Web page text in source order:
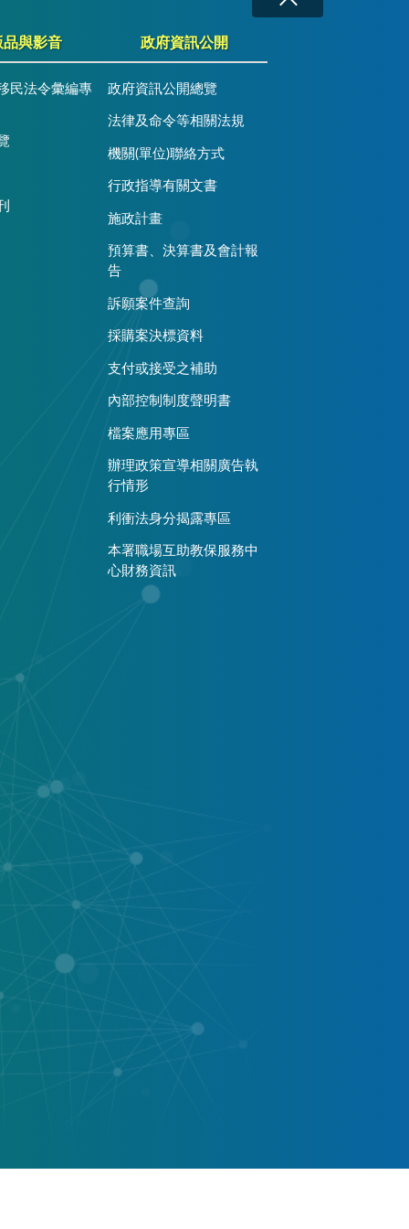
品與影音
民法令彙編專
政府資訊公開
政府資訊公開總覽
法律及命令等相關法規
機關(單位)聯絡方式
行政指導有關文書
施政計畫
預算書、決算書及會計報
告
訴願案件查詢
採購案決標資料
支付或接受之補助
內部控制制度聲明書
檔案應用專區
辦理政策宣導相關廣告執
行情形
利衝法身分揭露專區
本署職場互助教保服務中
心財務資訊